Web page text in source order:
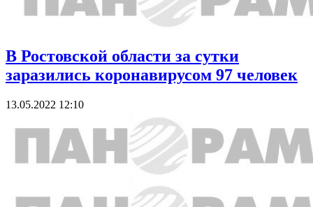
В Ростовской области за сутки
заразились коронавирусом 97 человек
13.05.2022 12:10